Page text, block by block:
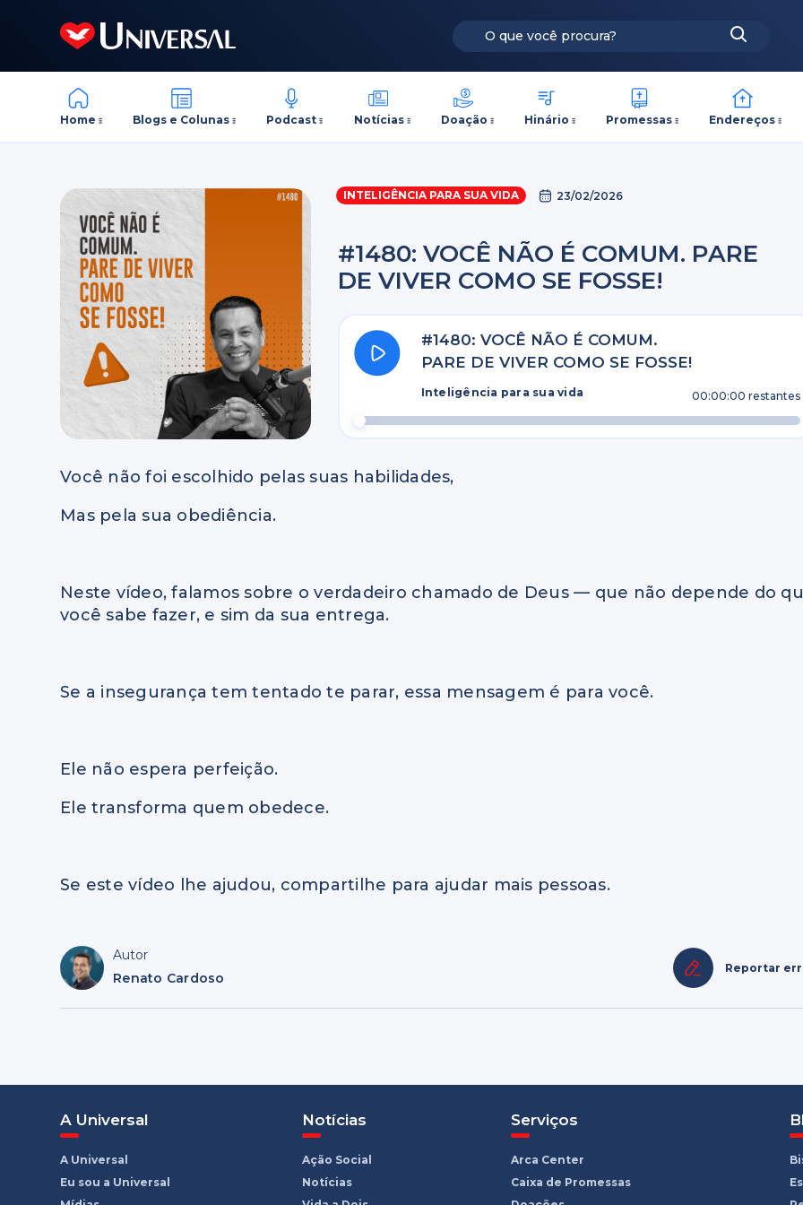
Home Blogs e Colunas Podcast Notícias Doação Hinário Promessas Endereços
INTELIGÊNCIA PARA SUA VIDA 23/02/2026
#1480: VOCÊ NÃO É COMUM. PARE
DE VIVER COMO SE FOSSE!
#1480: VOCÊ NÃO É COMUM.
PARE DE VIVER COMO SE FOSSE!
Inteligência para sua vida 00:00:00 restantes
Você não foi escolhido pelas suas habilidades,
Mas pela sua obediência.
Neste vídeo, falamos sobre o verdadeiro chamado de Deus — que não depende do
você sabe fazer, e sim da sua entrega.
Se a insegurança tem tentado te parar, essa mensagem é para você.
Ele não espera perfeição.
Ele transforma quem obedece.
Se este vídeo lhe ajudou, compartilhe para ajudar mais pessoas.
Autor
Renato Cardoso
Reportar
A Universal
A Universal
Eu sou a Universal
Notícias
Ação Social
Notícias
Serviços
Arca Center
Caixa de Promessas